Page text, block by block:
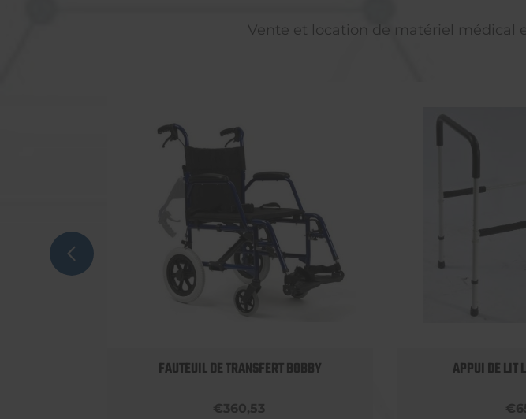
Vente et location de matériel médical
FAUTEUIL DE TRANSFERT BOBBY
€360,53
APPUI DE LIT